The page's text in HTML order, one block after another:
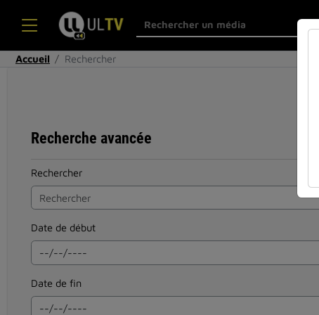
Accueil Rechercher
Recherche avancée
Rechercher
Date de début
Date de fin